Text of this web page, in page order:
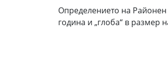
Определението на Районен
година и „глоба“ в размер